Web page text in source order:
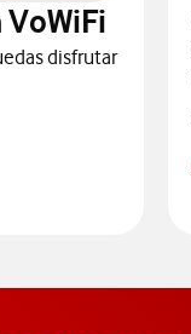
disfrutar